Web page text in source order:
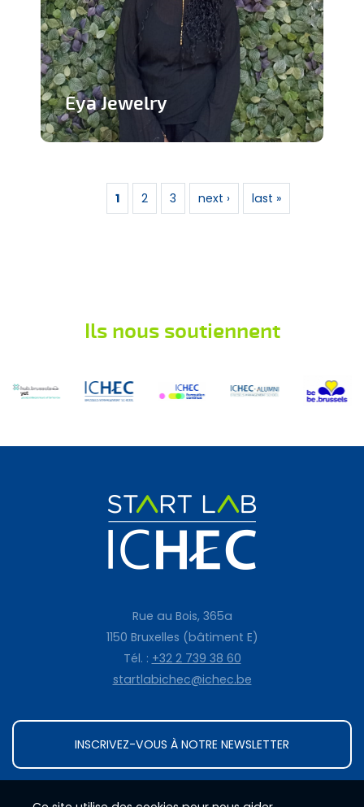
Eya Jewelry
En savoir plus
1 2 3 next › last »
Ils nous soutiennent
Rue au Bois, 365a
1150 Bruxelles (bâtiment E)
Tél. : +32 2 739 38 60
startlabichec@ichec.be
INSCRIVEZ-VOUS À NOTRE NEWSLETTER